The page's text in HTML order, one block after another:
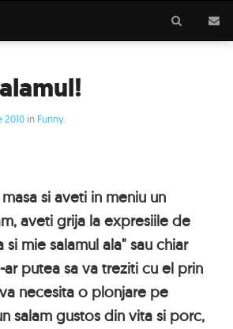
2010 in Funny.
si aveti in meniu un
aveti grija la expresiile de
si mie salamul ala" sau chiar
ar putea sa va treziti cu el prin
necesita o plonjare pe
salam gustos din vita si porc,